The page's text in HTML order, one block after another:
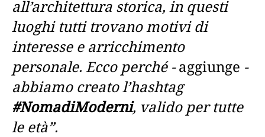
all’architettura storica, in questi
luoghi tutti trovano motivi di
interesse e arricchimento
personale. Ecco perché -aggiunge -
abbiamo creato l’hashtag
#NomadiModerni, valido per tutte
le età”.